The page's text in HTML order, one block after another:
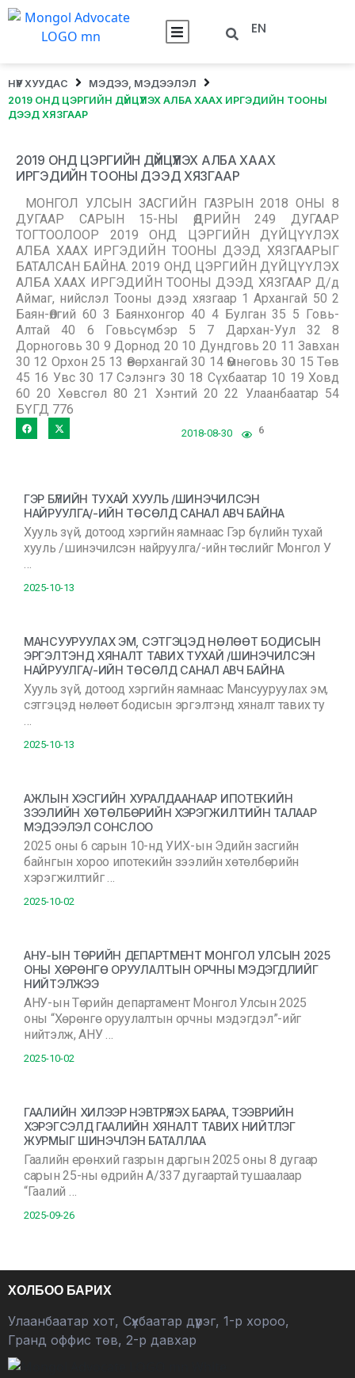
EN
НҮҮР ХУУДАС
МЭДЭЭ, МЭДЭЭЛЭЛ
2019 ОНД ЦЭРГИЙН ДҮЙЦҮҮЛЭХ АЛБА ХААХ ИРГЭДИЙН ТООНЫ
ДЭЭД ХЯЗГААР
2019 ОНД ЦЭРГИЙН ДҮЙЦҮҮЛЭХ АЛБА ХААХ
ИРГЭДИЙН ТООНЫ ДЭЭД ХЯЗГААР
МОНГОЛ УЛСЫН ЗАСГИЙН ГАЗРЫН 2018 ОНЫ 8
ДУГААР САРЫН 15-НЫ ӨДРИЙН 249 ДУГААР
ТОГТООЛООР 2019 ОНД ЦЭРГИЙН ДҮЙЦҮҮЛЭХ
АЛБА ХААХ ИРГЭДИЙН ТООНЫ ДЭЭД ХЯЗГААРЫГ
БАТАЛСАН БАЙНА. 2019 ОНД ЦЭРГИЙН ДҮЙЦҮҮЛЭХ
АЛБА ХААХ ИРГЭДИЙН ТООНЫ ДЭЭД ХЯЗГААР Д/д
Аймаг, нийслэл Тооны дээд хязгаар 1 Архангай 50 2
Баян-Өлгий 60 3 Баянхонгор 40 4 Булган 35 5 Говь-
Алтай 40 6 Говьсүмбэр 5 7 Дархан-Уул 32 8
Дорноговь 30 9 Дорнод 20 10 Дундговь 20 11 Завхан
30 12 Орхон 25 13 Өвөрхангай 30 14 Өмнөговь 30 15 Төв
45 16 Увс 30 17 Сэлэнгэ 30 18 Сүхбаатар 10 19 Ховд
60 20 Хөвсгөл 80 21 Хэнтий 20 22 Улаанбаатар 54
БҮГД 776
2018-08-30 6
ГЭР БҮЛИЙН ТУХАЙ ХУУЛЬ /ШИНЭЧИЛСЭН
НАЙРУУЛГА/-ИЙН ТӨСӨЛД САНАЛ АВЧ БАЙНА
Хууль зүй, дотоод хэргийн яамнаас Гэр бүлийн тухай
хууль /шинэчилсэн найруулга/-ийн төслийг Монгол У
…
2025-10-13
МАНСУУРУУЛАХ ЭМ, СЭТГЭЦЭД НӨЛӨӨТ БОДИСЫН
ЭРГЭЛТЭНД ХЯНАЛТ ТАВИХ ТУХАЙ /ШИНЭЧИЛСЭН
НАЙРУУЛГА/-ИЙН ТӨСӨЛД САНАЛ АВЧ БАЙНА
Хууль зүй, дотоод хэргийн яамнаас Мансууруулах эм,
сэтгэцэд нөлөөт бодисын эргэлтэнд хяналт тавих ту
…
2025-10-13
АЖЛЫН ХЭСГИЙН ХУРАЛДААНААР ИПОТЕКИЙН
ЗЭЭЛИЙН ХӨТӨЛБӨРИЙН ХЭРЭГЖИЛТИЙН ТАЛААР
МЭДЭЭЛЭЛ СОНСЛОО
2025 оны 6 сарын 10-нд УИХ-ын Эдийн засгийн
байнгын хороо ипотекийн зээлийн хөтөлбөрийн
хэрэгжилтийг …
2025-10-02
АНУ-ЫН ТӨРИЙН ДЕПАРТМЕНТ МОНГОЛ УЛСЫН 2025
ОНЫ ХӨРӨНГӨ ОРУУЛАЛТЫН ОРЧНЫ МЭДЭГДЛИЙГ
НИЙТЭЛЖЭЭ
АНУ-ын Төрийн департамент Монгол Улсын 2025
оны “Хөрөнгө оруулалтын орчны мэдэгдэл”-ийг
нийтэлж, АНУ …
2025-10-02
ГААЛИЙН ХИЛЭЭР НЭВТРҮҮЛЭХ БАРАА, ТЭЭВРИЙН
ХЭРЭГСЭЛД ГААЛИЙН ХЯНАЛТ ТАВИХ НИЙТЛЭГ
ЖУРМЫГ ШИНЭЧЛЭН БАТАЛЛАА
Гаалийн ерөнхий газрын даргын 2025 оны 8 дугаар
сарын 25-ны өдрийн А/337 дугаартай тушаалаар
“Гаалий …
2025-09-26
ХОЛБОО БАРИХ
Улаанбаатар хот, Сүхбаатар дүүрэг, 1-р хороо,
Гранд оффис төв, 2-р давхар